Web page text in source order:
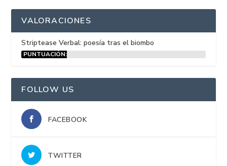
VALORACIONES
Striptease Verbal: poesía tras el biombo
PUNTUACIÓN:
FOLLOW US
FACEBOOK
TWITTER